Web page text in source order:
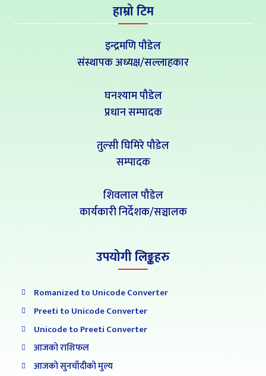
हाम्रो टिम
इन्द्रमणि पौडेल
संस्थापक अध्यक्ष/सल्लाहकार
घनश्याम पौडेल
प्रधान सम्पादक
तुल्सी घिमिरे पौडेल
सम्पादक
शिवलाल पौडेल
कार्यकारी निर्देशक/सञ्चालक
उपयोगी लिङ्कहरु
Romanized to Unicode Converter
Preeti to Unicode Converter
Unicode to Preeti Converter
आजको राशिफल
आजको सुनचाँदीको मुल्य